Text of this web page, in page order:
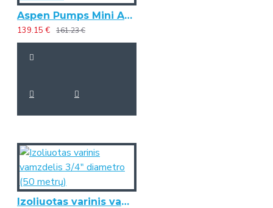
Aspen Pumps Mini Aqua kondicionieriaus drenažinis siurbliukas
139.15 € 161.23 €
Izoliuotas varinis vamzdelis 3/4" diametro (50 metrų)